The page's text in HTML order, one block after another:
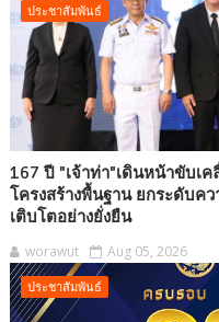
ประชาสัมพันธ์
167 ปี "เจ้าท่า"เดินหน้าขับ
โครงสร้างพื้นฐาน ยกระดับค
เติบโตอย่างยั่งยืน
worawut Aug 05, 2026
ประชาสัมพันธ์